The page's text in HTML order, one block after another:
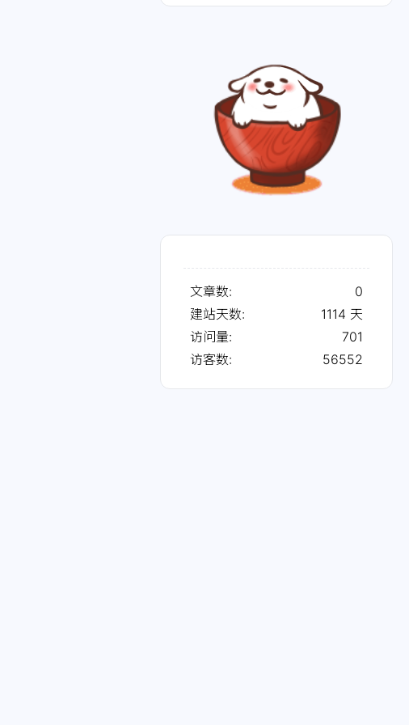
文章数:
0
建站天数:
1114 天
访问量:
701
访客数:
56552